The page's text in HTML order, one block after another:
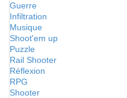
Guerre
Infiltration
Musique
Shoot'em up
Puzzle
Rail Shooter
Réflexion
RPG
Shooter